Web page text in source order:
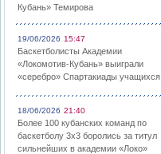
Кубань» Темирова
19/06/2026 15:47
Баскетболисты Академии
«Локомотив-Кубань» выиграли
«серебро» Спартакиады учащихся
18/06/2026 21:40
Более 100 кубанских команд по
баскетболу 3х3 боролись за титул
сильнейших в академии «Локо»